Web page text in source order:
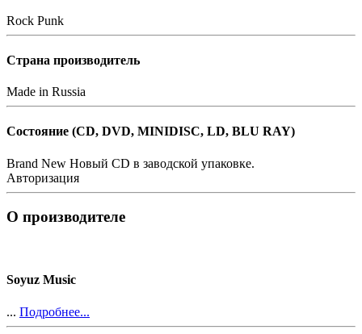
Rock Punk
Страна производитель
Made in Russia
Состояние (СD, DVD, MINIDISC, LD, BLU RAY)
Brand New Новый CD в заводской упаковке.
Авторизация
О производителе
Soyuz Music
... Подробнее...